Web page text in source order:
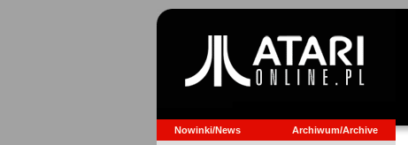
Nowinki/News Archiwum/Archive